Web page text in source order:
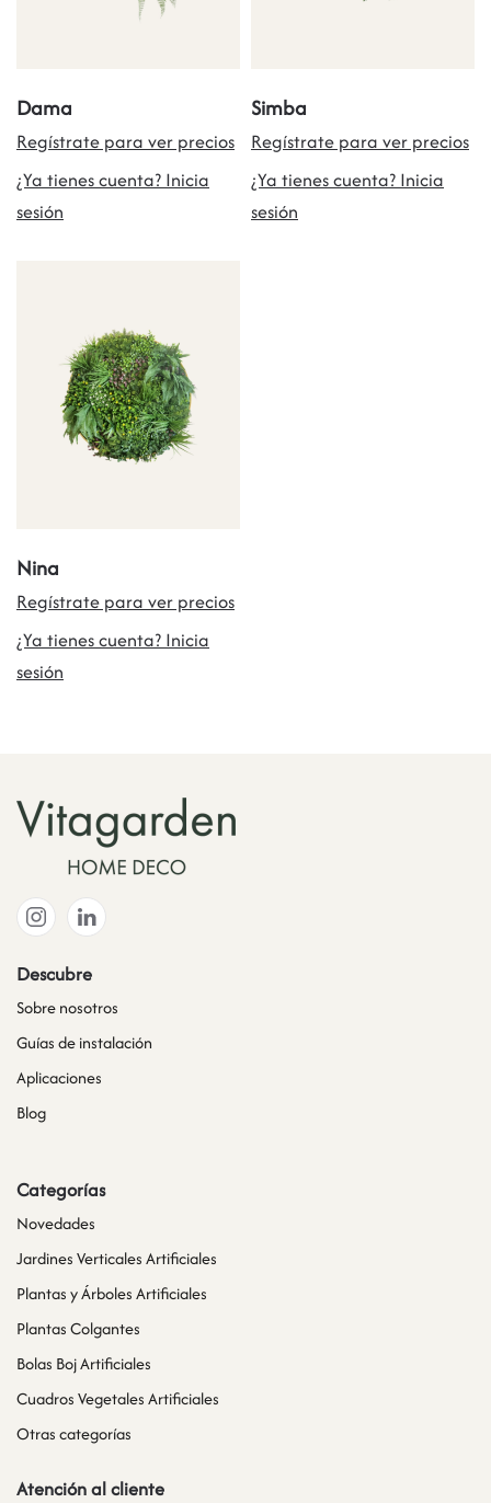
Dama
Regístrate para ver precios
¿Ya tienes cuenta? Inicia
sesión
Simba
Regístrate para ver precios
¿Ya tienes cuenta? Inicia
sesión
Nina
Regístrate para ver precios
¿Ya tienes cuenta? Inicia
sesión
Descubre
Sobre nosotros
Guías de instalación
Aplicaciones
Blog
Categorías
Novedades
Jardines Verticales Artificiales
Plantas y Árboles Artificiales
Plantas Colgantes
Bolas Boj Artificiales
Cuadros Vegetales Artificiales
Otras categorías
Atención al cliente